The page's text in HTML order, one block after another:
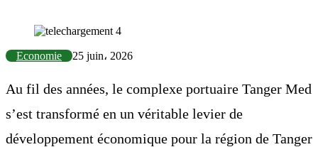
Economie 25 juin، 2026
Au fil des années, le complexe portuaire Tanger Med
s’est transformé en un véritable levier de
développement économique pour la région de Tanger